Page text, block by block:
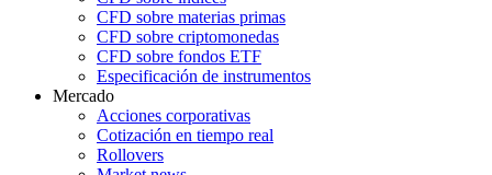
CFD sobre materias primas
CFD sobre criptomonedas
CFD sobre fondos ETF
Especificación de instrumentos
Mercado
Acciones corporativas
Cotización en tiempo real
Rollovers